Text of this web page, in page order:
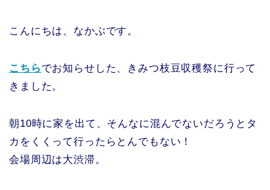
こんにちは、なかぶです。
こちら でお知らせした、きみつ枝豆収穫祭に行って
きました。
朝10時に家を出て、そんなに混んでないだろうとタ
カをくくって行ったらとんでもない！
会場周辺は大渋滞。